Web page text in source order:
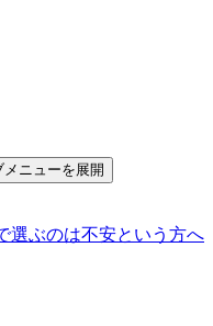
メニューを展開
選ぶのは不安という方へ